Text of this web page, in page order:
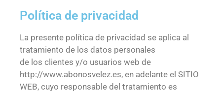
Política de privacidad
La presente política de privacidad se aplica al
tratamiento de los datos personales
de los clientes y/o usuarios web de
http://www.abonosvelez.es, en adelante el SITIO
WEB, cuyo responsable del tratamiento es